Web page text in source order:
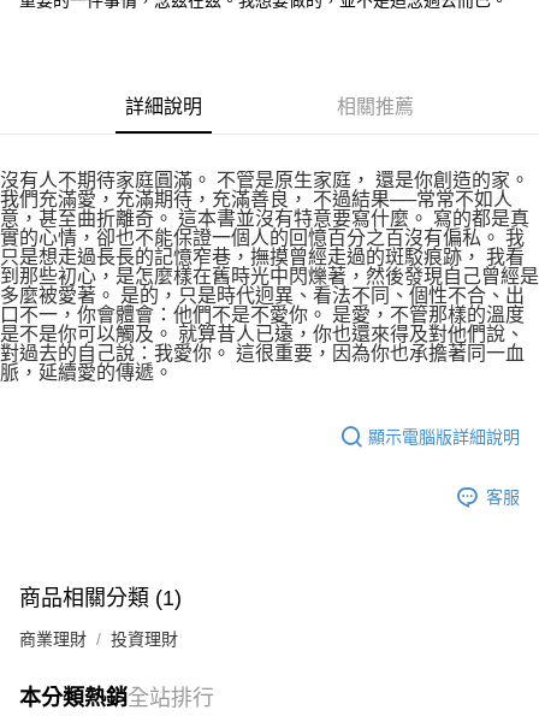
詳細說明 相關推薦
沒有人不期待家庭圓滿。 不管是原生家庭， 還是你創造的家。
我們充滿愛，充滿期待，充滿善良， 不過結果──常常不如人
意，甚至曲折離奇。 這本書並沒有特意要寫什麼。 寫的都是真
實的心情，卻也不能保證一個人的回憶百分之百沒有偏私。 我
只是想走過長長的記憶窄巷，撫摸曾經走過的斑駁痕跡， 我看
到那些初心，是怎麼樣在舊時光中閃爍著，然後發現自己曾經是
多麼被愛著。 是的，只是時代迥異、看法不同、個性不合、出
口不一，你會體會：他們不是不愛你。 是愛，不管那樣的溫度
是不是你可以觸及。 就算昔人已遠，你也還來得及對他們說、
對過去的自己說：我愛你。 這很重要，因為你也承擔著同一血
脈，延續愛的傳遞。
顯示電腦版詳細說明
客服
商品相關分類 (1)
商業理財 投資理財
本分類熱銷全站排行